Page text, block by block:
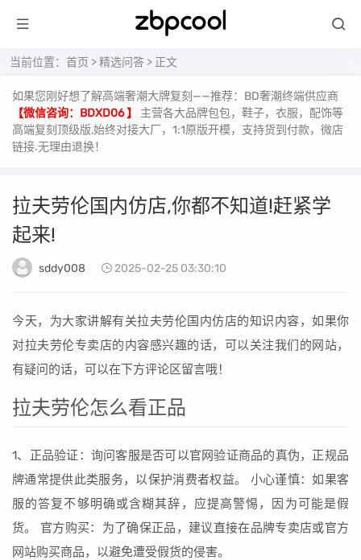
当前位置： 首页 >精选问答 > 正文
如果您刚好想了解高端奢潮大牌复刻——推荐：BD奢潮终端供应商
【微信咨询：BDXD06 】
主营各大品牌包包，鞋子，衣服，配饰等
高端复刻顶级版,始终对接大厂，1:1原版开模，支持货到付款，微店
链接.无理由退换！
拉夫劳伦国内仿店,你都不知道!赶紧学
起来!
sddy008 2025-02-25 03:30:10
今天，为大家讲解有关拉夫劳伦国内仿店的知识内容，如果你
对拉夫劳伦专卖店的内容感兴趣的话，可以关注我们的网站，
有疑问的话，可以在下方评论区留言哦！
拉夫劳伦怎么看正品
1、正品验证：询问客服是否可以官网验证商品的真伪，正规品
牌通常提供此类服务，以保护消费者权益。 小心谨慎：如果客
服的答复不够明确或含糊其辞，应提高警惕，因为可能是假
货。 官方购买：为了确保正品，建议直接在品牌专卖店或官方
网站购买商品，以避免遭受假货的侵害。